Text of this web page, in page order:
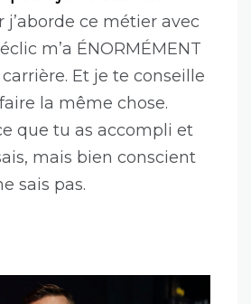
sortir la tête de mon
rendu compte que
de choses à
effrayant. Et ça,
j’apprends des choses
m’a ÉNORMÉMENT